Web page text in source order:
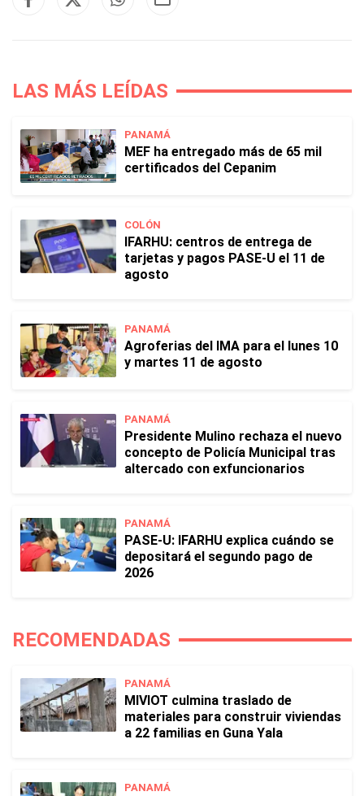
LAS MÁS LEÍDAS
PANAMÁ
MEF ha entregado más de 65 mil
certificados del Cepanim
COLÓN
IFARHU: centros de entrega de
tarjetas y pagos PASE-U el 11 de
agosto
PANAMÁ
Agroferias del IMA para el lunes 10
y martes 11 de agosto
PANAMÁ
Presidente Mulino rechaza el nuevo
concepto de Policía Municipal tras
altercado con exfuncionarios
PANAMÁ
PASE-U: IFARHU explica cuándo se
depositará el segundo pago de
2026
RECOMENDADAS
PANAMÁ
MIVIOT culmina traslado de
materiales para construir viviendas
a 22 familias en Guna Yala
PANAMÁ